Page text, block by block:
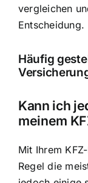
vergleichen
Entscheidung.
Häufig
Kann ich
meinem
Mit Ihrem
Regel die